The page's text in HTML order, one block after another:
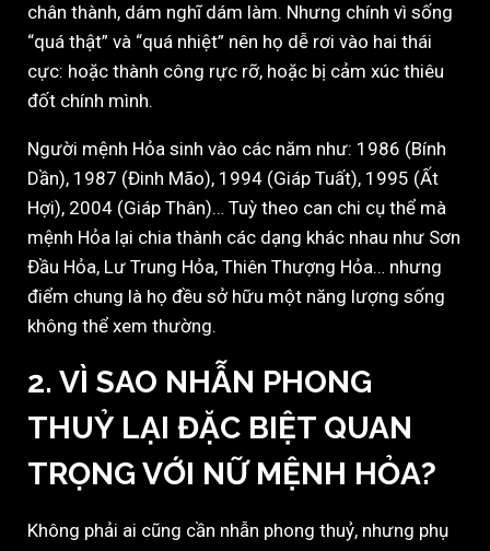
chân thành, dám nghĩ dám làm. Nhưng chính vì sống
“quá thật” và “quá nhiệt” nên họ dễ rơi vào hai thái
cực: hoặc thành công rực rỡ, hoặc bị cảm xúc thiêu
đốt chính mình.
Người mệnh Hỏa sinh vào các năm như: 1986 (Bính
Dần), 1987 (Đinh Mão), 1994 (Giáp Tuất), 1995 (Ất
Hợi), 2004 (Giáp Thân)… Tuỳ theo can chi cụ thể mà
mệnh Hỏa lại chia thành các dạng khác nhau như Sơn
Đầu Hỏa, Lư Trung Hỏa, Thiên Thượng Hỏa… nhưng
điểm chung là họ đều sở hữu một năng lượng sống
không thể xem thường.
2. VÌ SAO NHẪN PHONG
THUỶ LẠI ĐẶC BIỆT QUAN
TRỌNG VỚI NỮ MỆNH HỎA?
Không phải ai cũng cần nhẫn phong thuỷ, nhưng phụ